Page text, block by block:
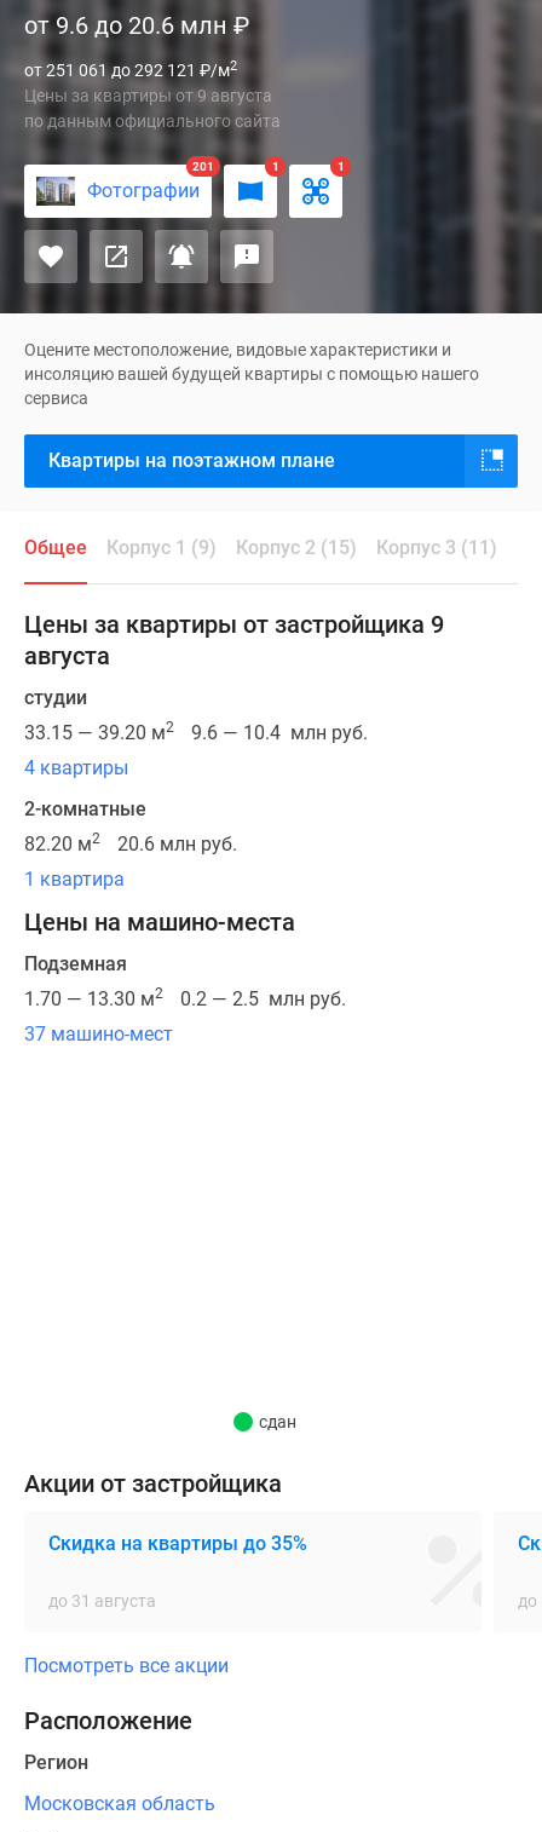
«Одинбург»
Одинцово
—
новый
микрорайон
от
застройщика
AFI
Development,
который
позиционируется
как
проект
формата
«город
городе».
Микрорайон
хорошей
транспортной
доступностью,
поблизости
выезды
на
скоростную
трассу
и
Можайское
До
МКАД
домов
квартиры
«Одинбург»
функциональными
планировочными
решениями.
от 9.6 до 20.6 млн ₽
от 251 061 до 292 121 ₽/м2
Цены за квартиры от9 августа
по данным официального сайта
Фотографии
201 1 1
Оцените местоположение, видовые характеристики и
инсоляцию вашей будущей квартиры с помощью нашего
сервиса
Квартиры на поэтажном плане
Общее Корпус 1 (9) Корпус 2 (15) Корпус 3 (11)
Цены за квартиры от застройщика 9
августа
студии
33.15 — 39.20 м2
9.6 — 10.4 млн руб.
4 квартиры
2-комнатные
82.20 м2
20.6 млн руб.
1 квартира
Цены на машино-места
Подземная
1.70 — 13.30 м2
0.2 — 2.5 млн руб.
37 машино-мест
сдан
Акции от застройщика
Скидка на квартиры до 35%
до 31 августа до
Посмотреть все акции
Расположение
Регион
Московская область